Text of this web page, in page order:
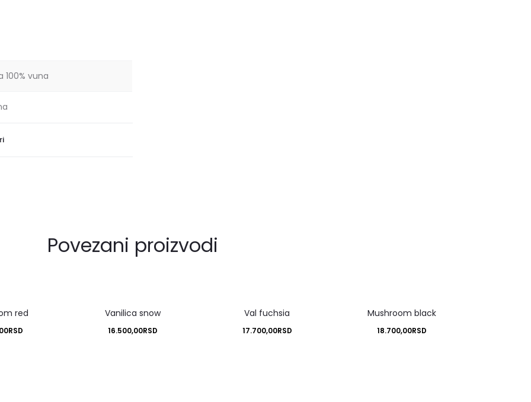
100% vuna
Povezani proizvodi
red
RSD
Vanilica snow
16.500,00RSD
Val fuchsia
17.700,00RSD
Mushroom black
18.700,00RSD